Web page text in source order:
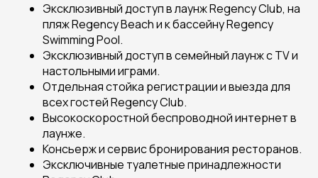
Эксклюзивный доступ в лаунж Regency Club, на
пляж Regency Beach и к бассейну Regency
Swimming Pool.
Эксклюзивный доступ в семейный лаунж с TV и
настольными играми.
Отдельная стойка регистрации и выезда для
всех гостей Regency Club.
Высокоскоростной беспроводной интернет в
лаунже.
Консьерж и сервис бронирования ресторанов.
Эксключивные туалетные принадлежности